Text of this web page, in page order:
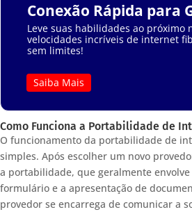
Conexão Rápida para
Leve suas habilidades ao próximo
velocidades incríveis de internet
sem limites!
Saiba Mais
Como Funciona a Portabilidade de
O funcionamento da portabilidade de
simples. Após escolher um novo
a portabilidade, que geralmente
formulário e a apresentação de
provedor se encarrega de comunicar a